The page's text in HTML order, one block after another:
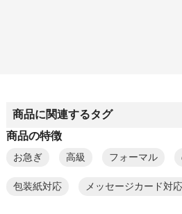
商品に関連するタグ
商品の特徴
お急ぎ 高級 フォーマル
包装紙対応 メッセージカード対応